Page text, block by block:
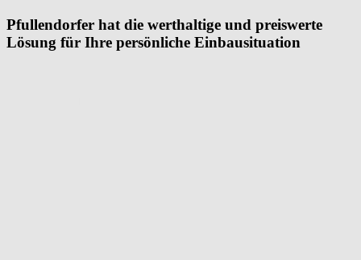
Pfullendorfer hat die werthaltige und preiswerte
Lösung für Ihre persönliche Einbausituation